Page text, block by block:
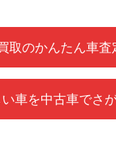
取のかんたん車
車を中古車でさ